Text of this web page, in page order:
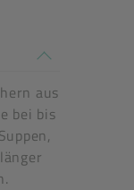
aus
bei bis